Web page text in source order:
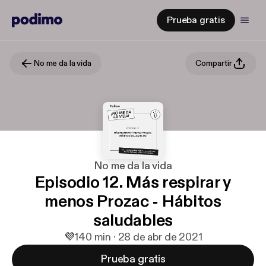
Prueba gratis
No me da la vida Compartir
No me da la vida
Episodio 12. Más respirar y
menos Prozac - Hábitos
saludables
💜140 min · 28 de abr de 2021
Prueba gratis